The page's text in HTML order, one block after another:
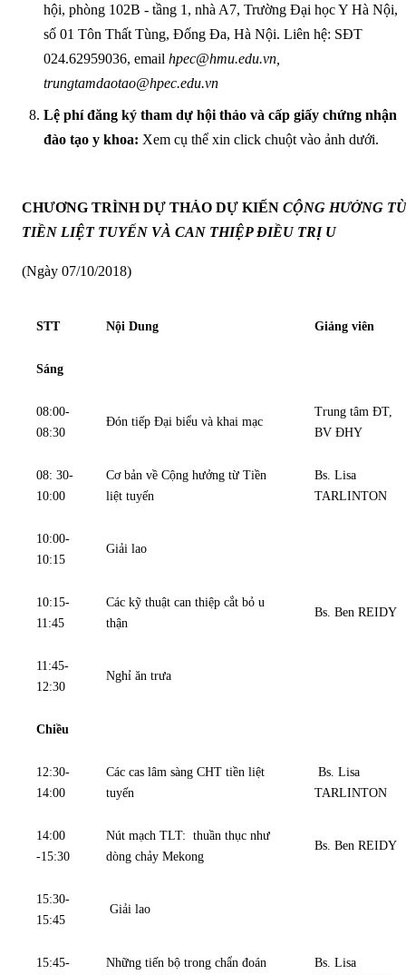
hội, phòng 102B - tầng 1, nhà A7, Trường Đại học Y Hà Nội,
số 01 Tôn Thất Tùng, Đống Đa, Hà Nội. Liên hệ: SĐT
024.62959036, email hpec@hmu.edu.vn
trungtamdaotao@hpec.edu.vn
Lệ phí đăng ký tham dự hội thảo và cấp giấy chứng nhận
đào tạo y khoa: Xem cụ thể xin click chuột vào ảnh dưới.
CHƯƠNG TRÌNH DỰ THẢO DỰ KIẾN CỘNG HƯỞNG TỪ
TIỀN LIỆT TUYẾN VÀ CAN THIỆP ĐIỀU TRỊ U
(Ngày 07/10/2018)
STT Nội Dung Giảng viên
Sáng
08:00-
08:30
Đón tiếp Đại biểu và khai mạc
Trung tâm ĐT,
BV ĐHY
08: 30-
10:00
Cơ bản về Cộng hưởng từ Tiền
liệt tuyến
Bs. Lisa
TARLINTON
10:00-
10:15
Giải lao
10:15-
11:45
Các kỹ thuật can thiệp cắt bỏ u
thận
Bs. Ben REIDY
11:45-
12:30
Nghỉ ăn trưa
Chiều
12:30-
14:00
Các cas lâm sàng CHT tiền liệt
tuyến
Bs. Lisa
TARLINTON
14:00
-15:30
Nút mạch TLT: thuần thục như
dòng chảy Mekong
Bs. Ben REIDY
15:30-
15:45
Giải lao
15:45-
Những tiến bộ trong chẩn đoán
Bs. Lisa